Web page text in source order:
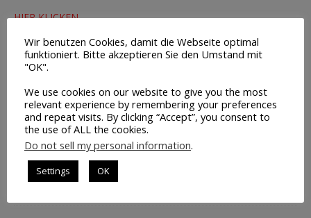
HIER KLICKEN
BÖRSENINFOS
Wirtschaftstermine
Tipps zur Broker-Wahl
Leerverkäufe – Institutionelle
Insider-Handel Transaktionen
Wir benutzen Cookies, damit die Webseite optimal
funktioniert. Bitte akzeptieren Sie den Umstand mit
"OK".
We use cookies on our website to give you the most
relevant experience by remembering your preferences
and repeat visits. By clicking “Accept”, you consent to
the use of ALL the cookies.
Do not sell my personal information.
Settings OK